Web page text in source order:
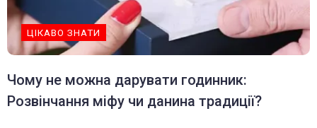
ЦІКАВО ЗНАТИ
Чому не можна дарувати годинник:
Розвінчання міфу чи данина традиції?